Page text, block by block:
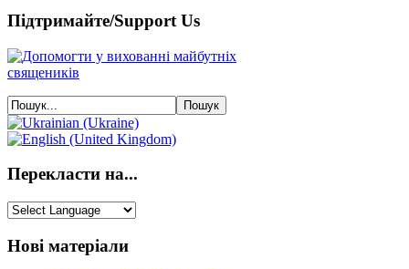
Підтримайте/Support Us
Перекласти на...
Нові матеріали